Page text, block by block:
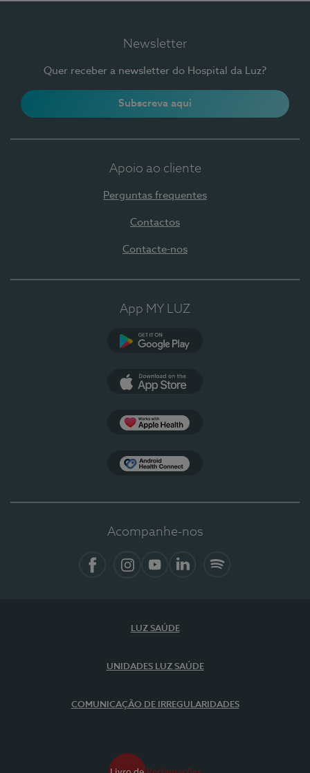
Newsletter
Quer receber a newsletter do Hospital da Luz?
Subscreva aqui
Apoio ao cliente
Perguntas frequentes
Contactos
Contacte-nos
App MY LUZ
Acompanhe-nos
LUZ SAÚDE
UNIDADES LUZ SAÚDE
COMUNICAÇÃO DE IRREGULARIDADES